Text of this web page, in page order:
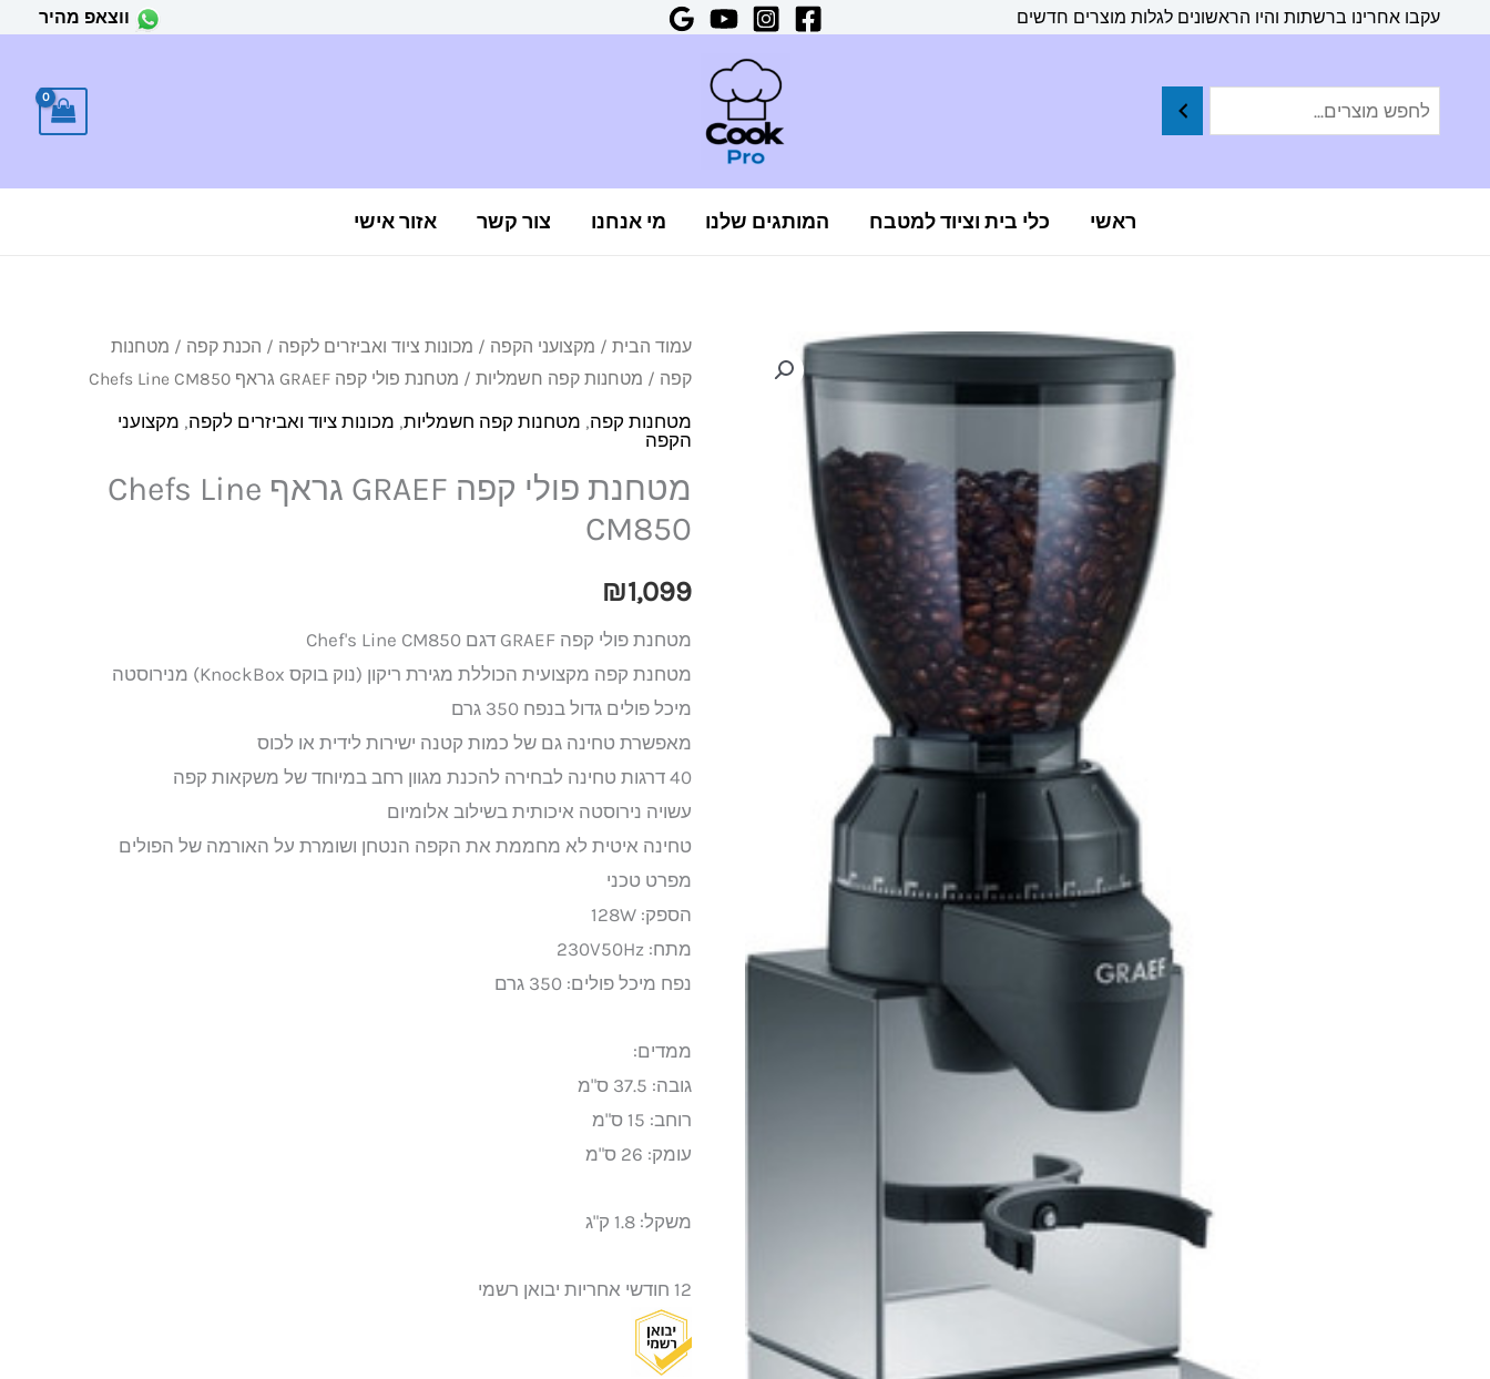
עקבו אחרינו ברשתות והיו הראשונים לגלות מוצרים חדשים ווצאפ מהיר
ראשי כלי בית וציוד למטבח המותגים שלנו מי אנחנו צור קשר אזור אישי
עמוד הבית / מקצועני הקפה / מכונות ציוד ואביזרים לקפה / הכנת קפה / מטחנות
קפה / מטחנות קפה חשמליות / מטחנת פולי קפה GRAEF גראף Chefs Line CM850
מטחנות קפה, מטחנות קפה חשמליות, מכונות ציוד ואביזרים לקפה, מקצועני
הקפה
מטחנת פולי קפה GRAEF גראף Chefs Line
CM850
₪1,099
מטחנת פולי קפה GRAEF דגם Chef's Line CM850
מטחנת קפה מקצועית הכוללת מגירת ריקון (נוק בוקס KnockBox) מנירוסטה
מיכל פולים גדול בנפח 350 גרם
מאפשרת טחינה גם של כמות קטנה ישירות לידית או לכוס
40 דרגות טחינה לבחירה להכנת מגוון רחב במיוחד של משקאות קפה
עשויה נירוסטה איכותית בשילוב אלומיום
טחינה איטית לא מחממת את הקפה הנטחן ושומרת על האורמה של הפולים
מפרט טכני
הספק: 128W
מתח: 230V50Hz
נפח מיכל פולים: 350 גרם
ממדים:
גובה: 37.5 ס"מ
רוחב: 15 ס"מ
עומק: 26 ס"מ
משקל: 1.8 ק"ג
12 חודשי אחריות יבואן רשמי
כמות
של
מטחנת
פולי
קפה
GRAEF
Chefs